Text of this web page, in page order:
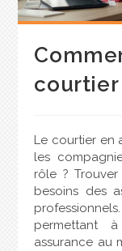
courtier
Le courtier en
les
rôle ?
besoins des
permettant
assurance au